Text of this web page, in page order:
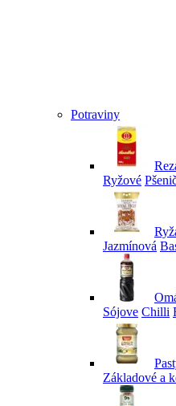
Potraviny
Ryžové
Jazmínová
Sójove Chilli
Základové a